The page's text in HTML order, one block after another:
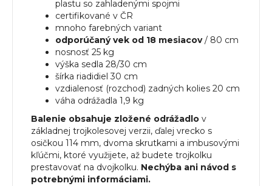
plastu so zahladenými spojmi
certifikované v ČR
mnoho farebných variant
odporúčaný vek od 18 mesiacov/ 80 cm
nosnosť 25 kg
výška sedla 28/30 cm
šírka riadidiel 30 cm
vzdialenosť (rozchod) zadných kolies 20 cm
váha odrážadla 1,9 kg
Balenie obsahuje zložené odrážadlo v
základnej trojkolesovej verzii, ďalej vrecko s
osičkou 114 mm, dvoma skrutkami a imbusovými
kľúčmi, ktoré využijete, až budete trojkolku
prestavovať na dvojkolku. Nechýba ani návod s
potrebnými informáciami.